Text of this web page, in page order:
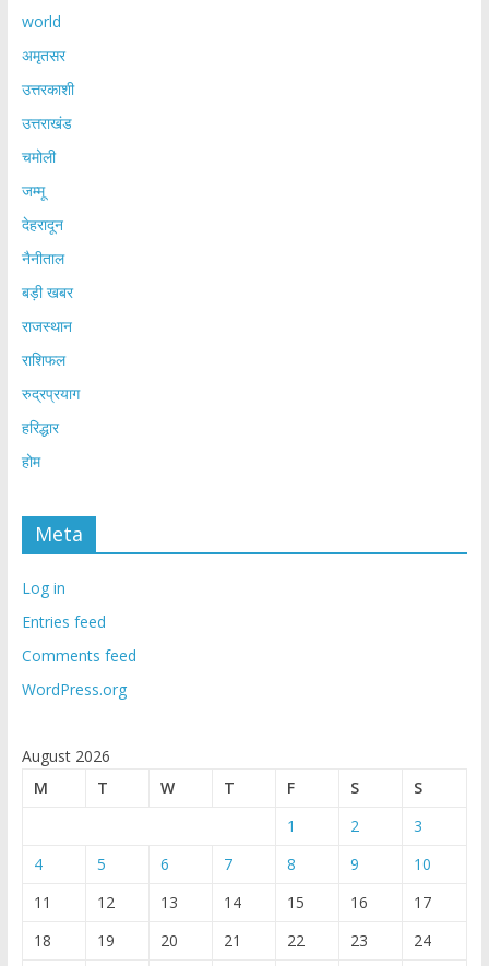
world
अमृतसर
उत्तरकाशी
उत्तराखंड
चमोली
जम्मू
देहरादून
नैनीताल
बड़ी खबर
राजस्थान
राशिफल
रुद्रप्रयाग
हरिद्धार
होम
Meta
Log in
Entries feed
Comments feed
WordPress.org
August 2026
M
T W T F S
S
1
2
3
4
5 6 7 8 9
10
11
12 13 14 15 16
17
18
19 20 21 22 23 24